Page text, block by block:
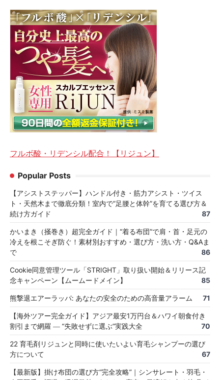
フルボ酸・リデンシル配合！【リジュン】
Popular Posts
【アシストステッパー】ハンドル付き・筋力アシスト・ツイス
ト・天然木まで徹底分類！室内で“足腰と体幹”を育てる選び方＆
続け方ガイド
87
かいまき（掻巻き）超完全ガイド｜“着る布団”で肩・首・足元の
冷えを根こそぎ防ぐ！素材別おすすめ・選び方・洗い方・Q&Aま
で
86
Cookie同意管理ツール「STRIGHT」取り扱い開始＆リリース記
念キャンペーン【ムームードメイン】
85
熊撃退エアーラッパ: あなたの安全のための高音量アラーム 71
【海外ツアー完全ガイド】アジア最安1万円台＆ハワイ朝食付き
割引まで網羅 ― “失敗せずに選ぶ”実践大全
70
22 育毛剤リジュンと同時に使いたいよい育毛シャンプーの選び
方について
67
【最新版】掛け布団の選び方“完全攻略”｜シンサレート・羽毛・